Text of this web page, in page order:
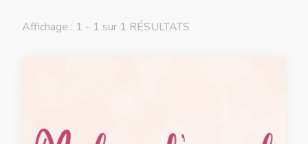
Affichage : 1 - 1 sur 1 RÉSULTATS